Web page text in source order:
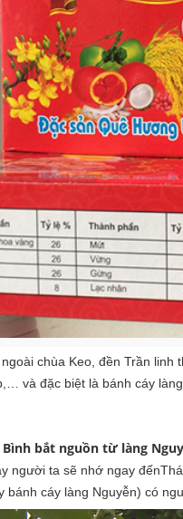
, ngoài chùa Keo, đền Trần
và đặc biệt là bánh cáy
Bình bắt nguồn từ làng
người ta sẽ nhớ ngay
bánh cáy làng Nguyễn) có